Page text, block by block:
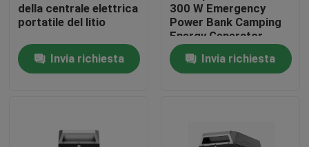
Casa.
della centrale elettrica
portatile del litio
Invia richiesta
300 W Emergency
Power Bank Camping
Energy Generator
Rechargeable
Invia richiesta